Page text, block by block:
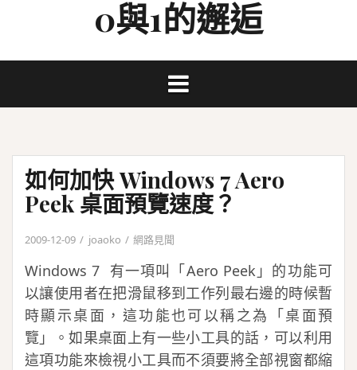
0與1的邂逅
如何加快 Windows 7 Aero
Peek 桌面預覽速度？
2009-12-09 joaoko 網路見聞
Windows 7 有一項叫「Aero Peek」的功能可
以讓使用者在把滑鼠移到工作列最右邊的時候暫
時顯示桌面，這功能也可以稱之為「桌面預
覽」。如果桌面上有一些小工具的話，可以利用
這項功能來檢視小工具而不須要將全部視窗都縮